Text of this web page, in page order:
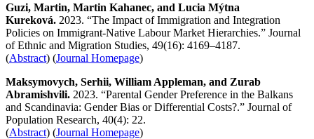
Guzi, Martin, Martin Kahanec, and Lucia Mýtna
Kureková. 2023. “The Impact of Immigration and Integration
Policies on Immigrant-Native Labour Market Hierarchies.” Journal
of Ethnic and Migration Studies, 49(16): 4169–4187.
(Abstract) (Journal Homepage)
Maksymovych, Serhii, William Appleman, and Zurab
Abramishvili. 2023. “Parental Gender Preference in the Balkans
and Scandinavia: Gender Bias or Differential Costs?.” Journal of
Population Research, 40(4): 22.
(Abstract) (Journal Homepage)